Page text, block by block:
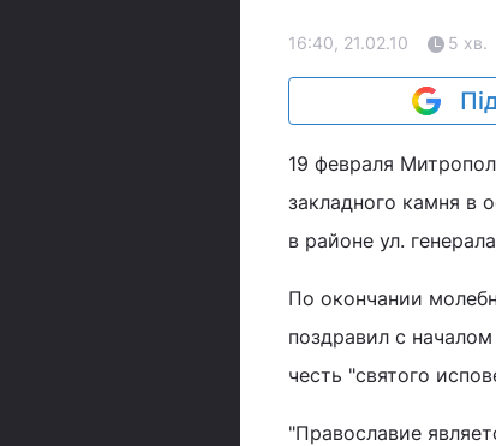
16:40, 21.02.10 5 хв.
19 февраля
закладного камня в
в районе ул.
По окончании
поздравил с
честь "святого
"Православие